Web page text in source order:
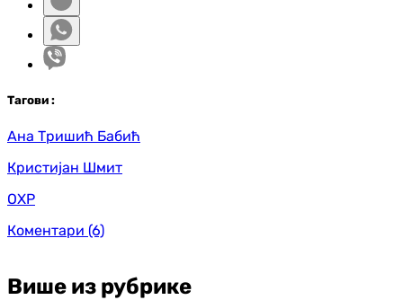
Тагови :
Ана Тришић Бабић
Кристијан Шмит
ОХР
Коментари (6)
Више из рубрике